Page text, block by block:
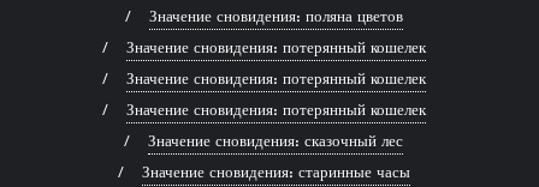
Значение сновидения: поляна цветов
Значение сновидения: потерянный кошелек
Значение сновидения: потерянный кошелек
Значение сновидения: потерянный кошелек
Значение сновидения: сказочный лес
Значение сновидения: старинные часы